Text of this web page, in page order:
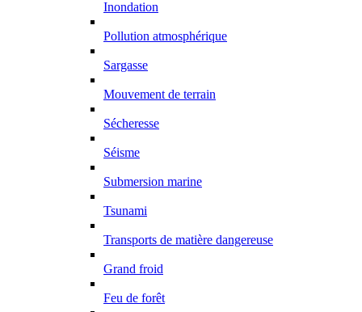
Inondation
Pollution atmosphérique
Sargasse
Mouvement de terrain
Sécheresse
Séisme
Submersion marine
Tsunami
Transports de matière dangereuse
Grand froid
Feu de forêt